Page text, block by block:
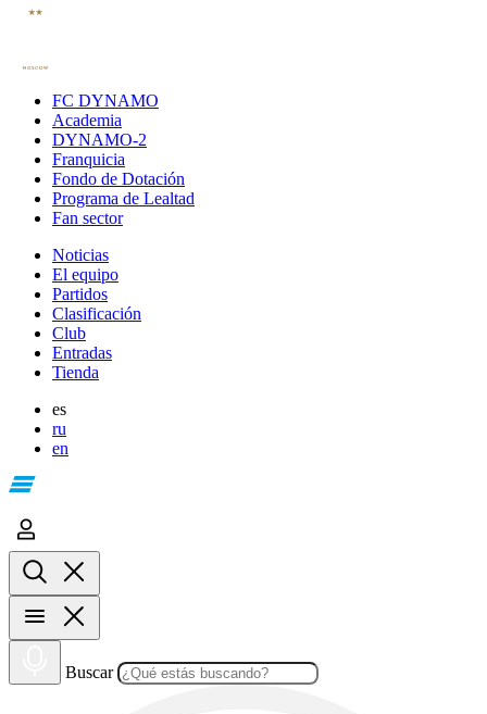
FC DYNAMO
Academia
DYNAMO-2
Franquicia
Fondo de Dotación
Programa de Lealtad
Fan sector
Noticias
El equipo
Partidos
Clasificación
Club
Entradas
Tienda
es
ru
en
Buscar